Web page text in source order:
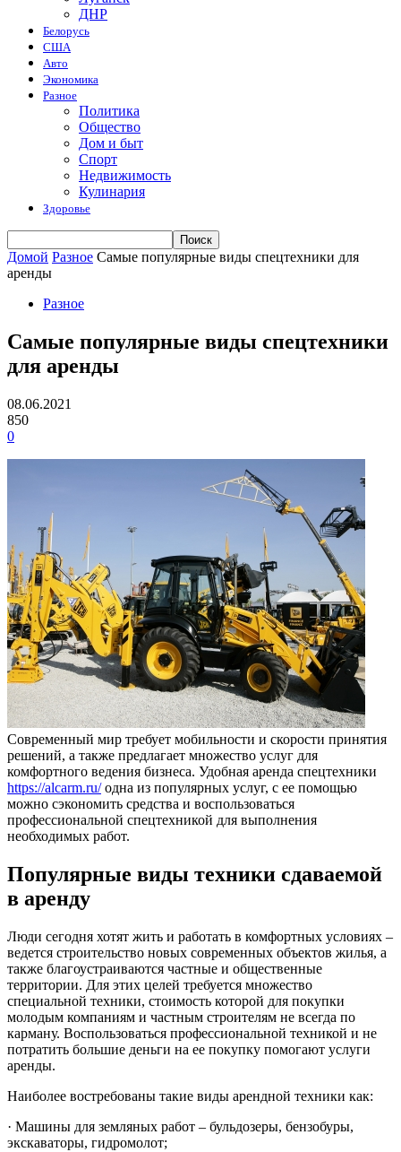
ДНР
Белорусь
США
Авто
Экономика
Разное
Политика
Общество
Дом и быт
Спорт
Недвижимость
Кулинария
Здоровье
Домой Разное Самые популярные виды спецтехники для
аренды
Разное
Самые популярные виды спецтехники
для аренды
08.06.2021
850
0
Современный мир требует мобильности и скорости принятия
решений, а также предлагает множество услуг для
комфортного ведения бизнеса. Удобная аренда спецтехники
https://alcarm.ru/одна из популярных услуг, с ее помощью
можно сэкономить средства и воспользоваться
профессиональной спецтехникой для выполнения
необходимых работ.
Популярные виды техники сдаваемой
в аренду
Люди сегодня хотят жить и работать в комфортных условиях –
ведется строительство новых современных объектов жилья, а
также благоустраиваются частные и общественные
территории. Для этих целей требуется множество
специальной техники, стоимость которой для покупки
молодым компаниям и частным строителям не всегда по
карману. Воспользоваться профессиональной техникой и не
потратить большие деньги на ее покупку помогают услуги
аренды.
Наиболее востребованы такие виды арендной техники как:
· Машины для земляных работ – бульдозеры, бензобуры,
экскаваторы, гидромолот;